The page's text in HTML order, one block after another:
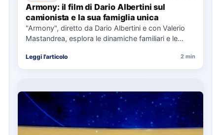
Armony: il film di Dario Albertini sul
camionista e la sua famiglia unica
"Armony", diretto da Dario Albertini e con Valerio
Mastandrea, esplora le dinamiche familiari e le
Leggi l'articolo 2 min